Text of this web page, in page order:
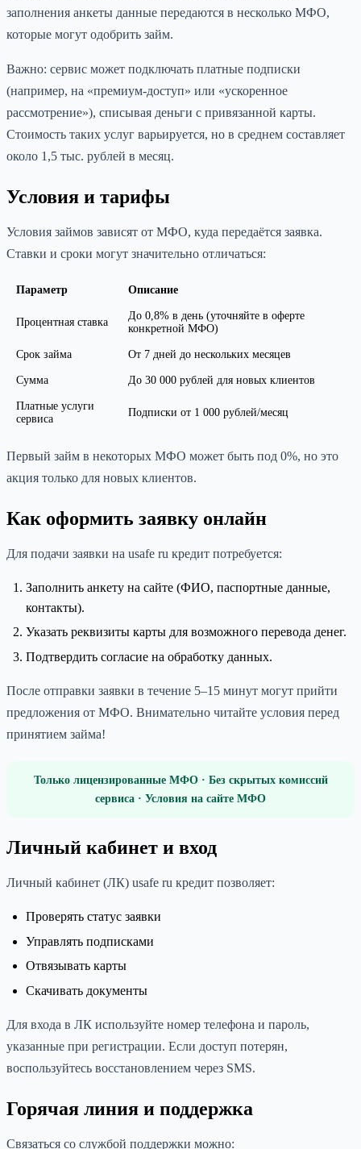
заполнения анкеты данные передаются в несколько МФО,
которые могут одобрить займ.
Важно: сервис может подключать платные подписки
(например, на «премиум-доступ» или «ускоренное
рассмотрение»), списывая деньги с привязанной карты.
Стоимость таких услуг варьируется, но в среднем составляет
около 1,5 тыс. рублей в месяц.
Условия и тарифы
Условия займов зависят от МФО, куда передаётся заявка.
Ставки и сроки могут значительно отличаться:
Параметр Описание
Процентная ставка
До 0,8% в день (уточняйте в оферте
конкретной МФО)
Срок займа От 7 дней до нескольких месяцев
Сумма До 30 000 рублей для новых клиентов
Платные услуги
сервиса
Подписки от 1 000 рублей/месяц
Первый займ в некоторых МФО может быть под 0%, но это
акция только для новых клиентов.
Как оформить заявку онлайн
Для подачи заявки на usafe ru кредит потребуется:
Заполнить анкету на сайте (ФИО, паспортные данные,
контакты).
Указать реквизиты карты для возможного перевода денег.
Подтвердить согласие на обработку данных.
После отправки заявки в течение 5–15 минут могут прийти
предложения от МФО. Внимательно читайте условия перед
принятием займа!
Только лицензированные МФО · Без скрытых комиссий
сервиса · Условия на сайте МФО
Личный кабинет и вход
Личный кабинет (ЛК) usafe ru кредит позволяет:
Проверять статус заявки
Управлять подписками
Отвязывать карты
Скачивать документы
Для входа в ЛК используйте номер телефона и пароль,
указанные при регистрации. Если доступ потерян,
воспользуйтесь восстановлением через SMS.
Горячая линия и поддержка
Связаться со службой поддержки можно: